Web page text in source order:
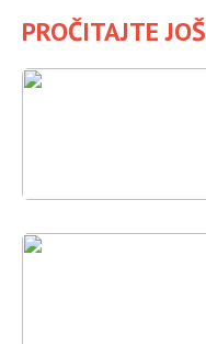
PROČITAJTE JOŠ